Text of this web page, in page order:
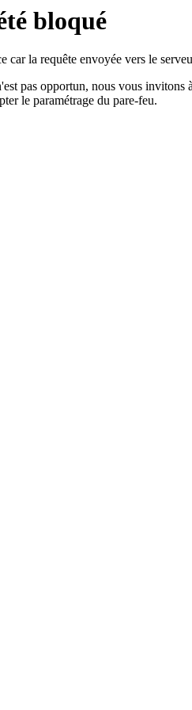
bloqué
la requête envoyée vers le
pas opportun, nous vous invitons
le paramétrage du pare-feu.